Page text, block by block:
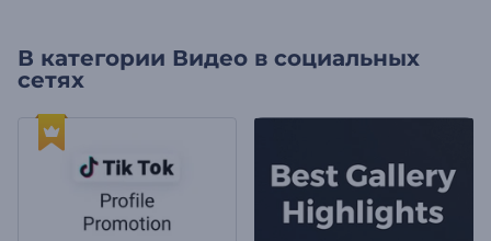
В категории Видео в социальных
сетях